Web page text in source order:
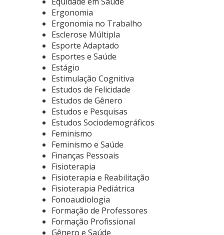
Ergonomia
Ergonomia no Trabalho
Esclerose Múltipla
Esporte Adaptado
Esportes e Saúde
Estágio
Estimulação Cognitiva
Estudos de Felicidade
Estudos de Gênero
Estudos e Pesquisas
Estudos Sociodemográficos
Feminismo
Feminismo e Saúde
Finanças Pessoais
Fisioterapia
Fisioterapia e Reabilitação
Fisioterapia Pediátrica
Fonoaudiologia
Formação de Professores
Formação Profissional
Gênero e Saúde